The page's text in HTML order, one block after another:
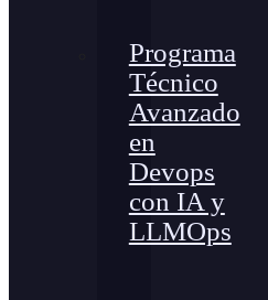
Programa
Técnico
Avanzado
en
Devops
con IA y
LLMOps